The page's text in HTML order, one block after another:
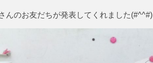
んのお友だちが発表してくれました(#^^#)